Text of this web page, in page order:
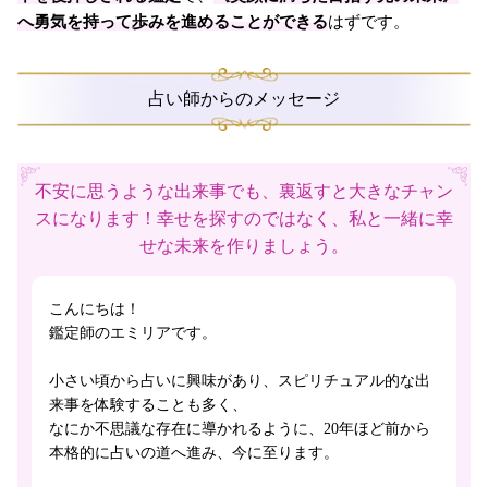
へ勇気を持って歩みを進めることができるはずです。
占い師からのメッセージ
不安に思うような出来事でも、裏返すと大きなチャン
スになります！幸せを探すのではなく、私と一緒に幸
せな未来を作りましょう。
こんにちは！
鑑定師のエミリアです。
小さい頃から占いに興味があり、スピリチュアル的な出
来事を体験することも多く、
なにか不思議な存在に導かれるように、20年ほど前から
本格的に占いの道へ進み、今に至ります。